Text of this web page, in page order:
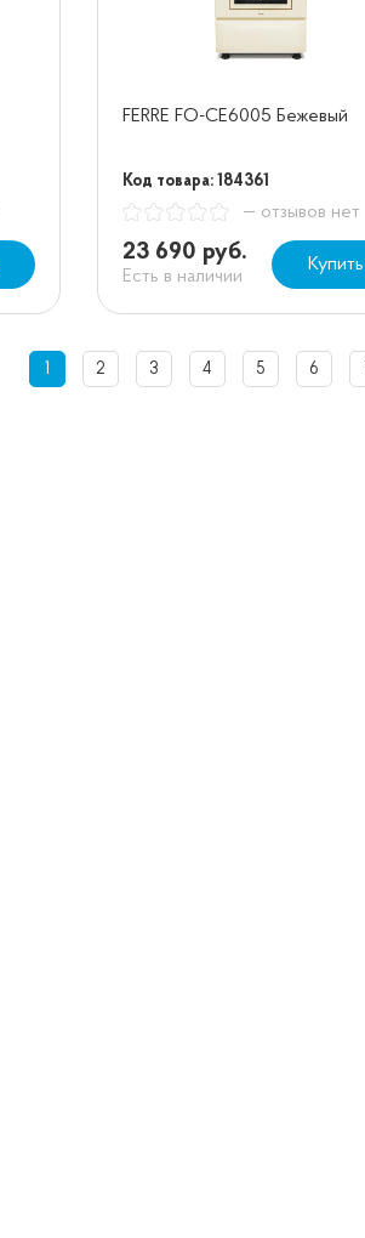
FERRE FO-CE6005 Бежевый
Код товара: 184361
— отзывов нет
23 690 руб.
Есть в наличии
Купить
2 3 4 5 6